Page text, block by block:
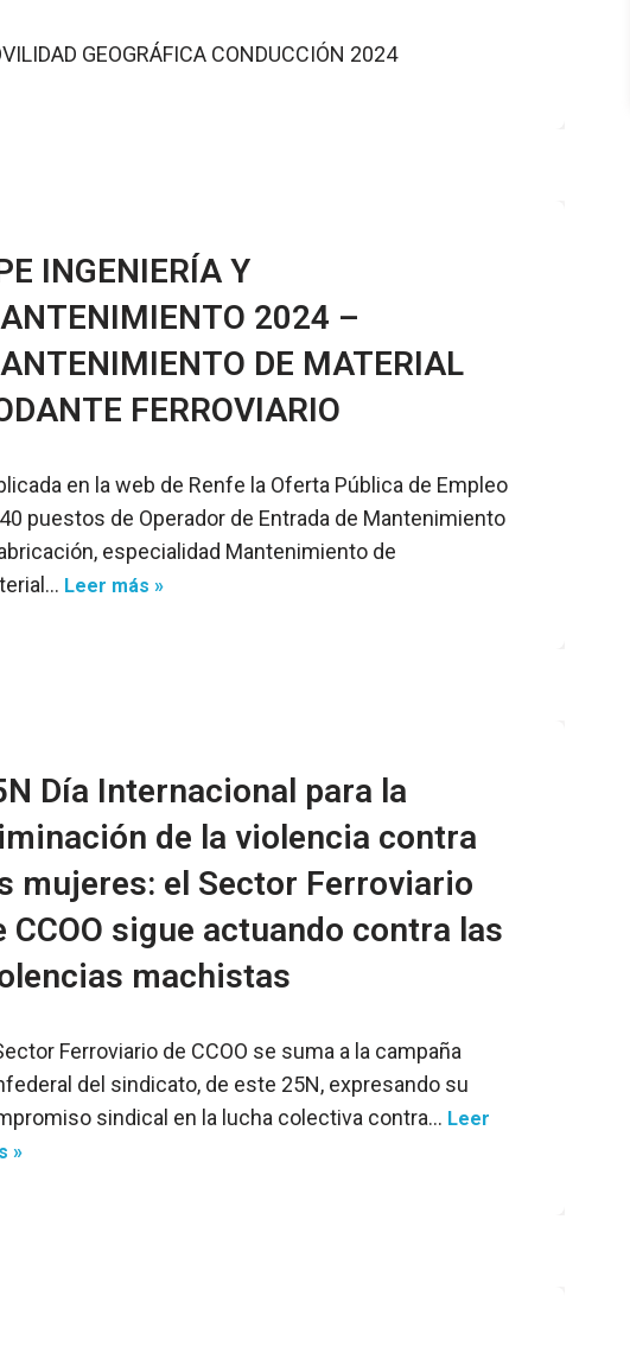
GEOGRÁFICA CONDUCCIÓN 2024
INGENIERÍA Y
2024 –
DE MATERIAL
FERROVIARIO
en la web de Renfe la Oferta Pública de Empleo
puestos de Operador de Entrada de Mantenimiento
especialidad Mantenimiento de
Leer más »
Día Internacional para la
de la violencia contra
mujeres: el Sector Ferroviario
CCOO sigue actuando contra las
machistas
Ferroviario de CCOO se suma a la campaña
del sindicato, de este 25N, expresando su
sindical en la lucha colectiva contra… Leer
»